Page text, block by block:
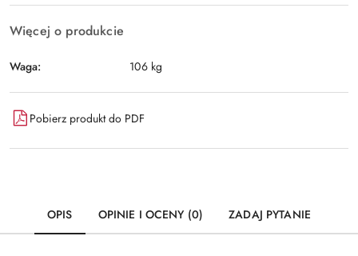
Więcej o produkcie
Waga: 106 kg
Pobierz produkt do PDF
OPIS OPINIE I OCENY (0) ZADAJ PYTANIE